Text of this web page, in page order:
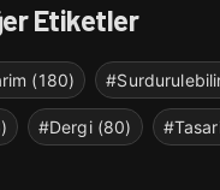
Etiketler
(180)
#Dergi (80)